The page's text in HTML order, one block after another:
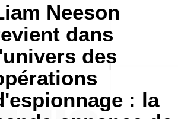
Neeson
dans
des
: la